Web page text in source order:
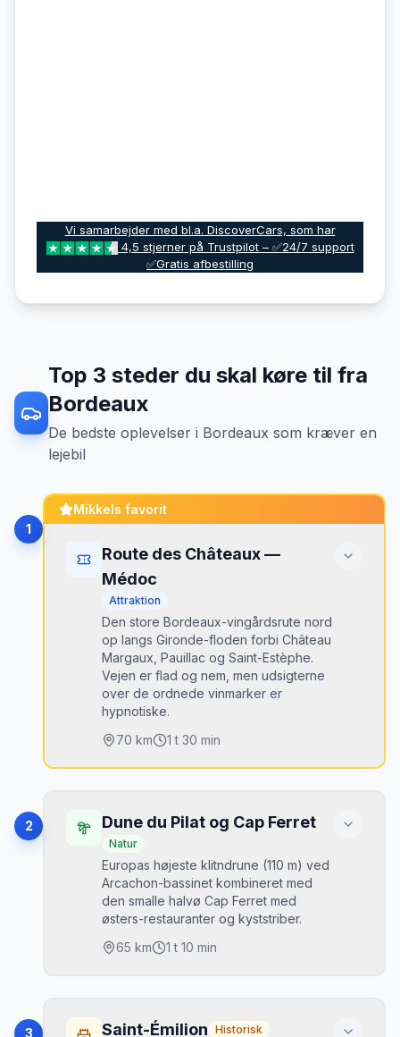
Vi samarbejder med bl.a. DiscoverCars, som har
4,5 stjerner på Trustpilot – ✅24/7 support
✅Gratis afbestilling
Top 3 steder du skal køre til fra
Bordeaux
De bedste oplevelseri Bordeaux som kræver en
lejebil
1
Mikkels favorit
Route des Châteaux —
Médoc
Attraktion
Den store Bordeaux-vingårdsrute nord
op langs Gironde-floden forbi Château
Margaux, Pauillac og Saint-Estèphe.
Vejen er flad og nem, men udsigterne
over de ordnede vinmarker er
hypnotiske.
70 km 1 t 30 min
•
Château Margaux (1. Grand Cru)
Saint-Julien og Château Léoville
Pauillac: Château Latour og Château
Mouton Rothschild
Flodporten ved Pauillac havn
Bedste tidspunkt
Parkering
2 Dune du Pilat og Cap Ferret
Natur
Europas højeste klitndrune (110 m) ved
Arcachon-bassinet kombineret med
den smalle halvø Cap Ferret med
østers-restauranter og kyststriber.
65 km 1 t 10 min
• Dune du Pilat — 110 m høj klit med Atlantic-
3 Saint-Émilion Historisk